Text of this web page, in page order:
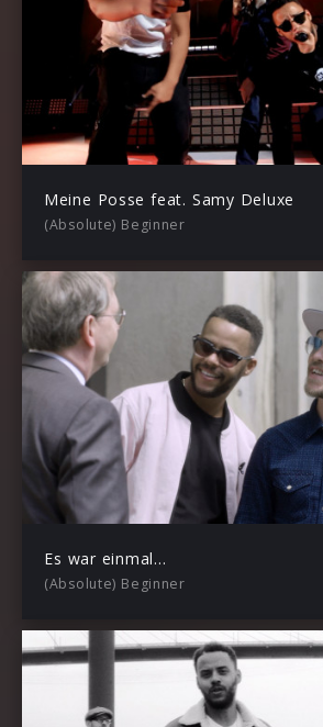
Meine Posse feat. Samy Deluxe
(Absolute) Beginner
Es war einmal…
(Absolute) Beginner